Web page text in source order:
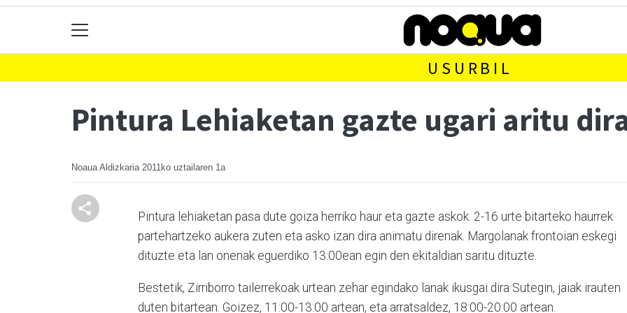
USURBIL
Pintura Lehiaketan gazte ugari aritu
Noaua Aldizkaria 2011ko uztailaren 1a
Pintura lehiaketan pasa dute goiza herriko haur eta gazte askok. 2-16 urte bitarteko haurrek
partehartzeko aukera zuten eta asko izan dira animatu direnak. Margolanak frontoian eskegi
dituzte eta lan onenak eguerdiko 13:00ean egin den ekitaldian saritu dituzte.
Bestetik, Zirriborro tailerrekoak urtean zehar egindako lanak ikusgai dira Sutegin, jaiak irauten
duten bitartean. Goizez, 11:00-13:00 artean, eta arratsaldez, 18:00-20:00 artean.